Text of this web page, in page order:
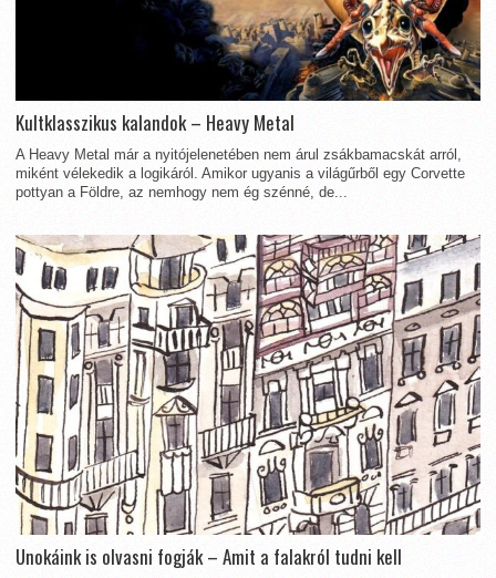
Kultklasszikus kalandok – Heavy Metal
A Heavy Metal már a nyitójelenetében nem árul zsákbamacskát arról,
miként vélekedik a logikáról. Amikor ugyanis a világűrből egy Corvette
pottyan a Földre, az nemhogy nem ég szénné, de...
Unokáink is olvasni fogják – Amit a falakról tudni kell